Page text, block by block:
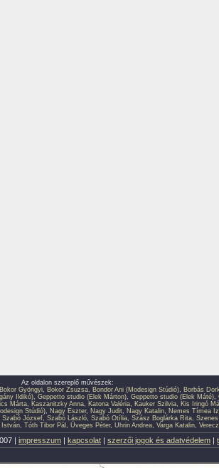
Az oldalon szereplő művészek:
Bokor Gyöngyi, Bokor Zsuzsa, Bondor Ani (Modesign Stúdió), Borbás
Ildikó), Geppetto studio (Elek Márton), Geppetto studio (Elek Máté),
Márta, Kaszanitzky Anna, Katona Valéria, Kauker Szilvia, Kis Iringó
Stúdió), Nagy Eszter, Nagy Judit, Nagy Katalin, Nemes Tímea
Szabó József, Szabó László, Szabó Otília, Szász Boglárka Rita,
István, Tóth Tibor Pál , Üveges Péter, Uhrin Andrea, Varga Katalin,
| impresszum | kapcsolat | szerzői jogok és adatvédelem |